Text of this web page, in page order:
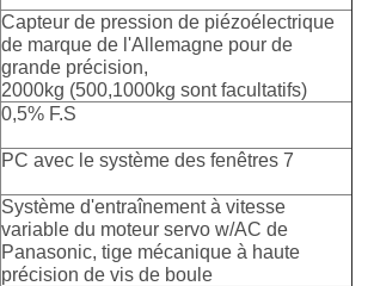
Capteur de pression de piézoélectrique
de marque de l'Allemagne pour de
grande précision,
2000kg (500,1000kg sont facultatifs)
0,5% F.S
PC avec le système des fenêtres 7
Système d'entraînement à vitesse
variable du moteur servo w/AC de
Panasonic, tige mécanique à haute
précision de vis de boule